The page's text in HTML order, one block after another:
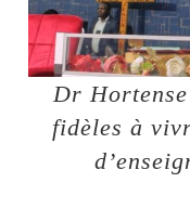
Dr
fidèles à